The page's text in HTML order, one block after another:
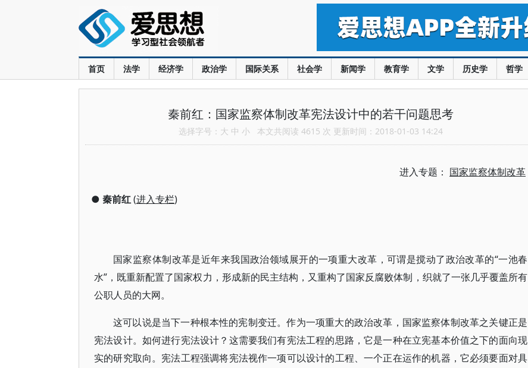
首页 法学 经济学 政治学 国际关系 社会学 新闻学 教育学 文学 历史学 哲学
秦前红：国家监察体制改革宪法设计中的若干问题思考
选择字号： 大 中 小 本文共阅读 4615 次 更新时间：2018-01-03 14:24
进入专题： 国家监察体制改革
● 秦前红(进入专栏)
国家监察体制改革是近年来我国政治领域展开的一项重大改革，可谓是搅动了政治改革的“一池春
水”，既重新配置了国家权力，形成新的民主结构，又重构了国家反腐败体制，织就了一张几乎覆盖所有
公职人员的大网。
这可以说是当下一种根本性的宪制变迁。作为一项重大的政治改革，国家监察体制改革之关键正是
宪法设计。如何进行宪法设计？这需要我们有宪法工程的思路，它是一种在立宪基本价值之下的面向现
实的研究取向。宪法工程强调将宪法视作一项可以设计的工程、一个正在运作的机器，它必须要面对具